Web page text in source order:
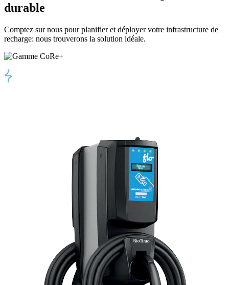
durable
Comptez sur nous pour planifier et déployer votre infrastructure de
recharge: nous trouverons la solution idéale.